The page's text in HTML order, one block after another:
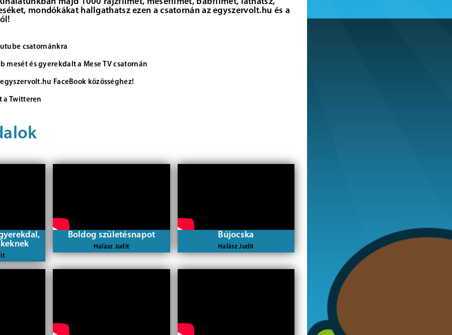
mondókákat hallgathatsz ezen a csatornán az egyszervolt.hu és a
csatornánkra
mesét és gyerekdalt a Mese TV csatornán
FaceBook közösséghez!
a Twitteren
Boldog születésnapot
Halász Judit
Bújocska
Halász Judit